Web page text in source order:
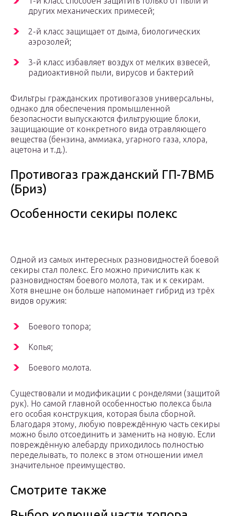
других механических примесей;
2-й класс защищает от дыма, биологических
аэрозолей;
3-й класс избавляет воздух от мелких взвесей,
радиоактивной пыли, вирусов и бактерий
Фильтры гражданских противогазов универсальны,
однако для обеспечения промышленной
безопасности выпускаются фильтрующие блоки,
защищающие от конкретного вида отравляющего
вещества (бензина, аммиака, угарного газа, хлора,
ацетона и т.д.).
Противогаз гражданский ГП-7ВМБ
(Бриз)
Особенности секиры полекс
Одной из самых интересных разновидностей боевой
секиры стал полекс. Его можно причислить как к
разновидностям боевого молота, так и к секирам.
Хотя внешне он больше напоминает гибрид из трёх
видов оружия:
Боевого топора;
Копья;
Боевого молота.
Существовали и модификации с ронделями (защитой
рук). Но самой главной особенностью полекса была
его особая конструкция, которая была сборной.
Благодаря этому, любую повреждённую часть секиры
можно было отсоединить и заменить на новую. Если
повреждённую алебарду приходилось полностью
переделывать, то полекс в этом отношении имел
значительное преимущество.
Смотрите также